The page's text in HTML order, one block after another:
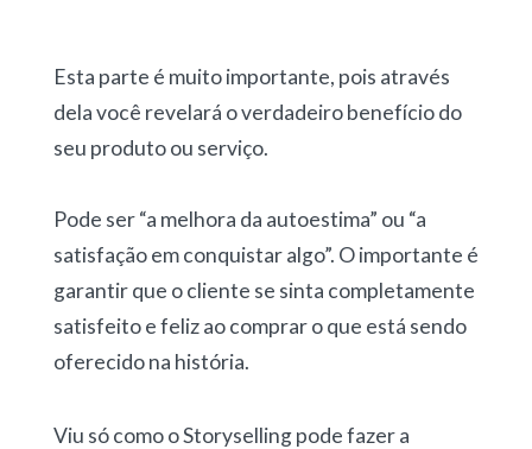
Esta parte é muito importante, pois através
dela você revelará o verdadeiro benefício do
seu produto ou serviço.
Pode ser “a melhora da autoestima” ou “a
satisfação em conquistar algo”. O importante é
garantir que o cliente se sinta completamente
satisfeito e feliz ao comprar o que está sendo
oferecido na história.
Viu só como o Storyselling pode fazer a